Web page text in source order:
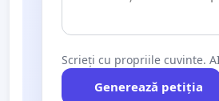
Scrieți cu propriile cuvinte.
Generează petiția